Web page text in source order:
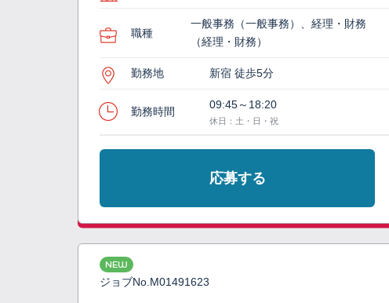
職種
一般事務（一般事務）、経理・財務
（経理・財務）
勤務地 新宿 徒歩5分
勤務時間
09:45～18:20
休日：土・日・祝
応募する
NEW
ジョブNo. M01491623